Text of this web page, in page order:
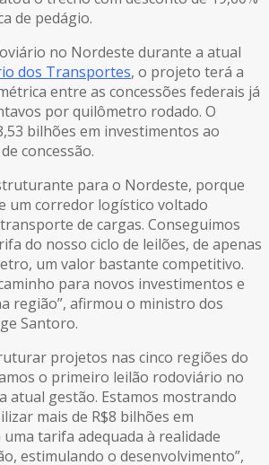
de pedágio.
no Nordeste durante a atual
dos Transportes, o projeto terá a
entre as concessões federais já
por quilômetro rodado. O
bilhões em investimentos ao
concessão.
para o Nordeste, porque
um corredor logístico voltado
de cargas. Conseguimos
do nosso ciclo de leilões, de apenas
um valor bastante competitivo.
para novos investimentos e
região”, afirmou o ministro dos
Santoro.
projetos nas cinco regiões do
o primeiro leilão rodoviário no
atual gestão. Estamos mostrando
mais de R$8 bilhões em
tarifa adequada à realidade
estimulando o desenvolvimento”,